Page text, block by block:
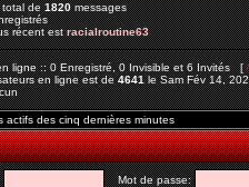
total de1820messages
récent estracialroutine63
ligne :: 0 Enregistré, 0 Invisible et 6 Invités [
en ligne est de4641le Sam Fév 14,
actifs des cinq dernières minutes
Mot de passe: